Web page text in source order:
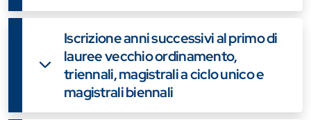
Iscrizione anni successivi al primo di
lauree vecchio ordinamento,
triennali, magistrali a ciclo unico e
magistrali biennali